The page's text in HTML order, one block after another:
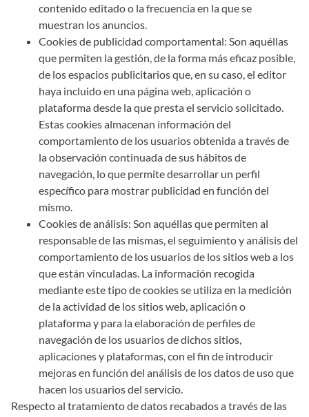
contenido editado o la frecuencia en la que se
muestran los anuncios.
Cookies de publicidad comportamental: Son aquéllas
que permiten la gestión, de la forma más eficaz posible,
de los espacios publicitarios que, en su caso, el editor
haya incluido en una página web, aplicación o
plataforma desde la que presta el servicio solicitado.
Estas cookies almacenan información del
comportamiento de los usuarios obtenida a través de
la observación continuada de sus hábitos de
navegación, lo que permite desarrollar un perfil
específico para mostrar publicidad en función del
mismo.
Cookies de análisis: Son aquéllas que permiten al
responsable de las mismas, el seguimiento y análisis del
comportamiento de los usuarios de los sitios web a los
que están vinculadas. La información recogida
mediante este tipo de cookies se utiliza en la medición
de la actividad de los sitios web, aplicación o
plataforma y para la elaboración de perfiles de
navegación de los usuarios de dichos sitios,
aplicaciones y plataformas, con el fin de introducir
mejoras en función del análisis de los datos de uso que
hacen los usuarios del servicio.
Respecto al tratamiento de datos recabados a través de las